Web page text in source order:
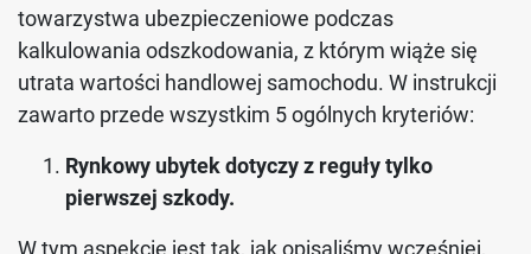
towarzystwa ubezpieczeniowe podczas
kalkulowania odszkodowania, z którym wiąże się
utrata wartości handlowej samochodu. W instrukcji
zawarto przede wszystkim 5 ogólnych kryteriów:
Rynkowy ubytek dotyczy z reguły tylko
pierwszej szkody.
W tym aspekcie jest tak, jak opisaliśmy wcześniej,